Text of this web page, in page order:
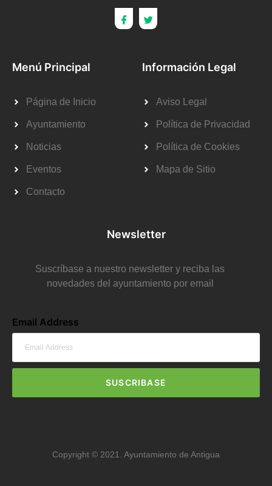
Menú Principal
Página de Inicio
Ayuntamiento
Noticias
Eventos
Contacto
Información Legal
Aviso Legal
Política de Privacidad
Política de Cookies
Mapa de Sitio
Newsletter
Suscríbase a nuestro newsletter y reciba las
novedades del ayuntamiento por email
Email Address
SUSCRIBASE
Copyright © 2021. Ayuntamiento de Antigua